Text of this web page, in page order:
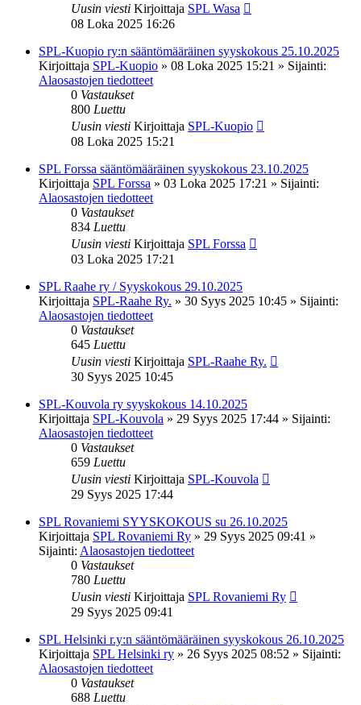
Uusin viesti Kirjoittaja SPL Wasa
08 Loka 2025 16:26
SPL-Kuopio ry:n sääntömääräinen syyskokous 25.10.2025
Kirjoittaja SPL-Kuopio » 08 Loka 2025 15:21 » Sijainti:
Alaosastojen tiedotteet
0 Vastaukset
800 Luettu
Uusin viesti Kirjoittaja SPL-Kuopio
08 Loka 2025 15:21
SPL Forssa sääntömääräinen syyskokous 23.10.2025
Kirjoittaja SPL Forssa » 03 Loka 2025 17:21 » Sijainti:
Alaosastojen tiedotteet
0 Vastaukset
834 Luettu
Uusin viesti Kirjoittaja SPL Forssa
03 Loka 2025 17:21
SPL Raahe ry / Syyskokous 29.10.2025
Kirjoittaja SPL-Raahe Ry. » 30 Syys 2025 10:45 » Sijainti:
Alaosastojen tiedotteet
0 Vastaukset
645 Luettu
Uusin viesti Kirjoittaja SPL-Raahe Ry.
30 Syys 2025 10:45
SPL-Kouvola ry syyskokous 14.10.2025
Kirjoittaja SPL-Kouvola » 29 Syys 2025 17:44 » Sijainti:
Alaosastojen tiedotteet
0 Vastaukset
659 Luettu
Uusin viesti Kirjoittaja SPL-Kouvola
29 Syys 2025 17:44
SPL Rovaniemi SYYSKOKOUS su 26.10.2025
Kirjoittaja SPL Rovaniemi Ry » 29 Syys 2025 09:41 »
Sijainti: Alaosastojen tiedotteet
0 Vastaukset
780 Luettu
Uusin viesti Kirjoittaja SPL Rovaniemi Ry
29 Syys 2025 09:41
SPL Helsinki r.y:n sääntömääräinen syyskokous 26.10.2025
Kirjoittaja SPL Helsinki ry » 26 Syys 2025 08:52 » Sijainti:
Alaosastojen tiedotteet
0 Vastaukset
688 Luettu